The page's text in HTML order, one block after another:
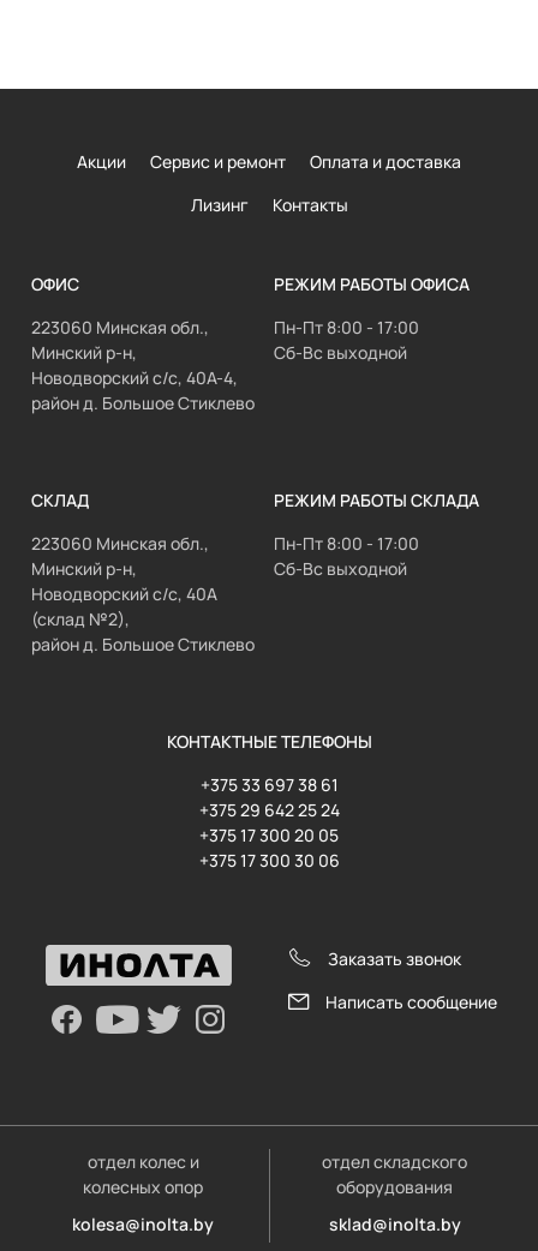
Акции Сервис и ремонт
Оплата и доставка
Лизинг
Контакты
ОФИС
223060 Минская обл.,
Минский р-н,
Новодворский с/с, 40А-4,
район д. Большое Стиклево
РЕЖИМ РАБОТЫ ОФИСА
Пн-Пт 8:00 - 17:00
Сб-Вс выходной
СКЛАД
223060 Минская обл.,
Минский р-н,
Новодворский с/с, 40А
(склад №2),
район д. Большое Стиклево
РЕЖИМ РАБОТЫ СКЛАДА
Пн-Пт 8:00 - 17:00
Сб-Вс выходной
КОНТАКТНЫЕ ТЕЛЕФОНЫ
+375 33 697 38 61
+375 29 642 25 24
+375 17 300 20 05
+375 17 300 30 06
Заказать звонок
Написать сообщение
отдел колес и
колесных опор
kolesa@inolta.by
отдел складского
оборудования
sklad@inolta.by